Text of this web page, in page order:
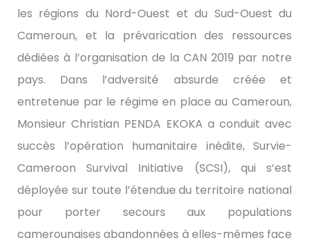
les régions du Nord-Ouest et du Sud-Ouest du
Cameroun, et la prévarication des ressources
dédiées à l’organisation de la CAN 2019 par notre
pays. Dans l’adversité absurde créée et
entretenue par le régime en place au Cameroun,
Monsieur Christian PENDA EKOKA a conduit avec
succès l’opération humanitaire inédite, Survie-
Cameroon Survival Initiative (SCSI), qui s’est
déployée sur toute l’étendue du territoire national
pour porter secours aux populations
camerounaises abandonnées à elles-mêmes face